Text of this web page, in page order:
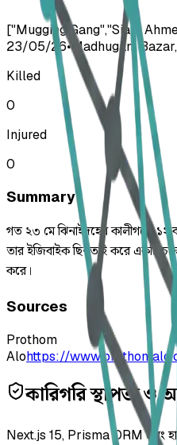
["Mugging Gang","Siam
23/05/26•Madhuganj
Killed
0
Injured
0
Summary
গত ২৩ মে ঝিনাইদহের কালীগঞ্জে
তার ইজিবাইক ছিনতাই করে একটি
করে।
Sources
Prothom
Alohttps://
কারিগরি স্থাপত্য
Next.js 15, Prisma ORM এবং